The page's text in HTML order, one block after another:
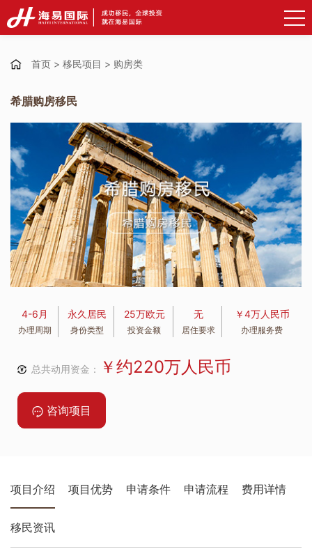
首页 > 移民项目 > 购房类
希腊购房移民
4-6月
办理周期
永久居民
身份类型
25万欧元
投资金额
无
居住要求
￥4万人民币
办理服务费
总共动用资金： ￥约220万人民币
咨询项目
项目介绍 项目优势 申请条件 申请流程 费用详情
移民资讯